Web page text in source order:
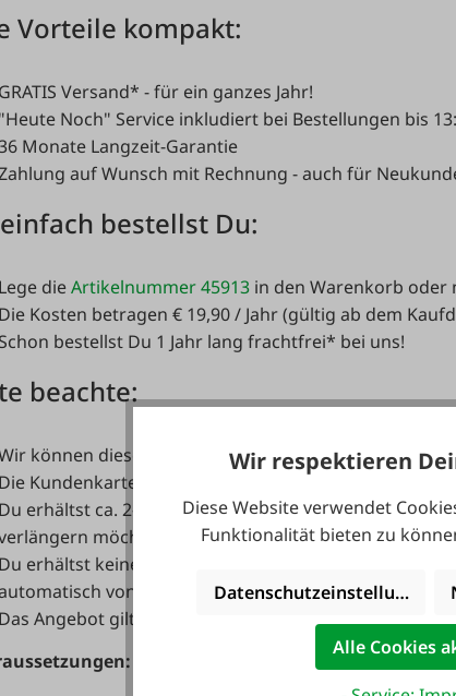
Vorteile kompakt:
GRATIS Versand* - für ein ganzes Jahr!
"Heute Noch" Service inkludiert bei Bestellungen bis
Monate Langzeit-Garantie
auf Wunsch mit Rechnung - auch für
bestellst Du:
Lege dieArtikelnummer 45913 in den Warenkorb oder
Die Kosten betragen € 19,90 / Jahr (gültig ab dem
Schon bestellst Du 1 Jahr lang frachtfrei* bei uns!
beachte:
können diesen Service leider nur für Lieferungen
Die Kundenkarte PLUS verlängert sich nach Ablauf
Du erhältst ca. 2-3 Wochen vor Ablauf eine Rechnung
möchtest, gib uns bitte Bescheid (per Mail
Du erhältst keine physische Karte - Deine FAIE
von den Vorteilen profitieren!
Das Angebot gilt NICHT für Wiederverkäufer!
Wir respektieren
Diese Website verwendet
Funktionalität bieten zu
Datenschutzeinstellungen
Alle Cookies